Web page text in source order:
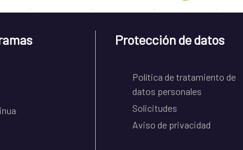
Protección de datos
Política de tratamiento de
datos personales
Solicitudes
Aviso de privacidad